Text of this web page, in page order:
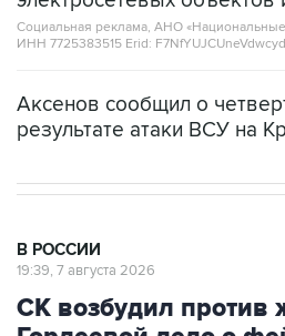
Аксенов сообщил о
СК возбудил против
Гордеевой дело о
российской армии